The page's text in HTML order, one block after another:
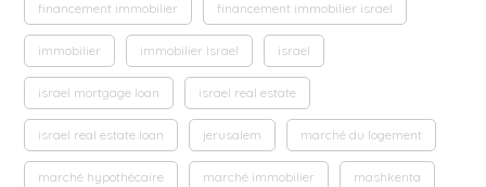
financement immobilier financement immobilier israel
immobilier immobilier Israel israel
israel mortgage loan israel real estate
israel real estate loan jerusalem marché du logement
marché hypothécaire marché immobilier mashkenta